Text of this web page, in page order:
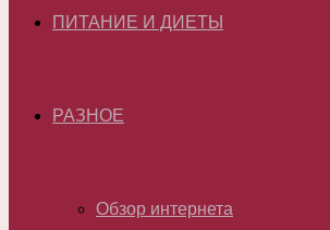
ПИТАНИЕ И ДИЕТЫ
РАЗНОЕ
Обзор интернета